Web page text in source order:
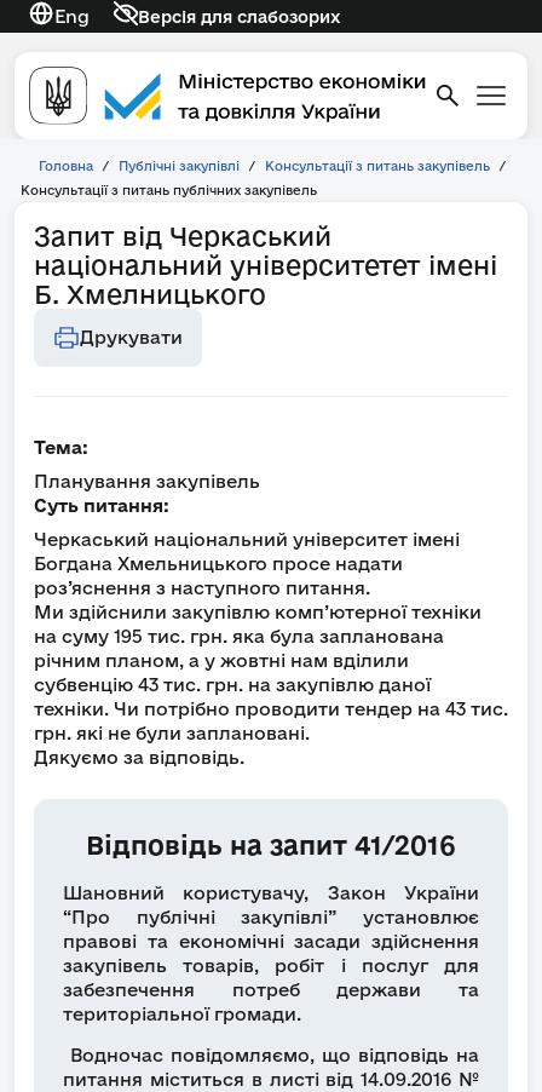
Eng Версія для слабозорих
Головна / Публічні закупівлі / Консультації з питань закупівель
/
Консультації з питань публічних закупівель
Запит від Черкаський
національний університетет імені
Б. Хмелницького
Друкувати
Тема:
Планування закупівель
Суть питання:
Черкаський національний університет імені
Богдана Хмельницького просе надати
роз’яснення з наступного питання.
Ми здійснили закупівлю комп’ютерної техніки
на суму 195 тис. грн. яка була запланована
річним планом, а у жовтні нам вділили
субвенцію 43 тис. грн. на закупівлю даної
техніки. Чи потрібно проводити тендер на 43 тис.
грн. які не були заплановані.
Дякуємо за відповідь.
Відповідь на запит 41/2016
Шановний користувачу, Закон України
“Про публічні закупівлі” установлює
правові та економічні засади здійснення
закупівель товарів, робіт і послуг для
забезпечення потреб держави та
територіальної громади.
Водночас повідомляємо, що відповідь на
питання міститься в листі від 14.09.2016 №